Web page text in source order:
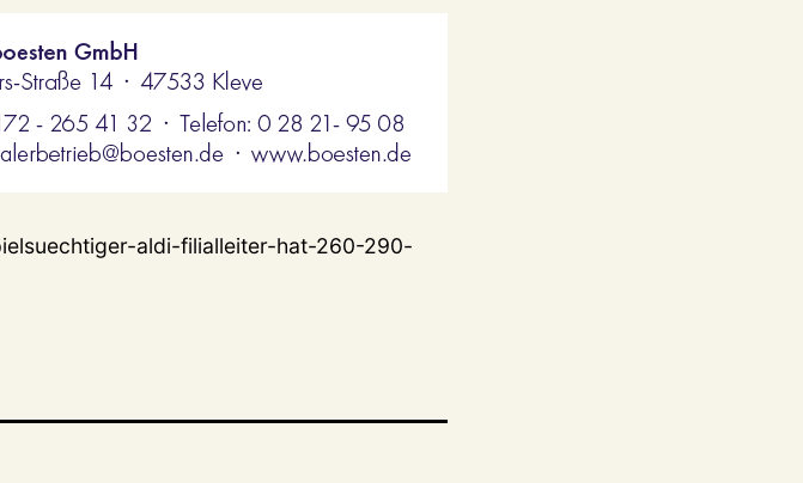
aldi-filialleiter-hat-260-290-